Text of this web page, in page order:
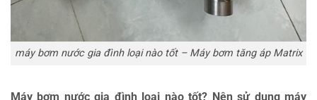
máy bơm nước gia đình loại nào tốt – Máy bơm tăng áp Matrix
Máy bơm nước gia đình loại nào tốt? Nên sử dụng máy